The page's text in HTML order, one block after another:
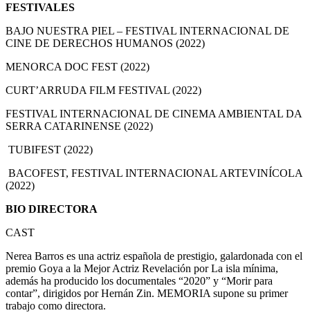
FESTIVALES
BAJO NUESTRA PIEL – FESTIVAL INTERNACIONAL DE
CINE DE DERECHOS HUMANOS (2022)
MENORCA DOC FEST (2022)
CURT’ARRUDA FILM FESTIVAL (2022)
FESTIVAL INTERNACIONAL DE CINEMA AMBIENTAL DA
SERRA CATARINENSE (2022)
TUBIFEST (2022)
BACOFEST, FESTIVAL INTERNACIONAL ARTEVINÍCOLA
(2022)
BIO DIRECTORA
CAST
Nerea Barros es una actriz española de prestigio, galardonada con el
premio Goya a la Mejor Actriz Revelación por La isla mínima,
además ha producido los documentales “2020” y “Morir para
contar”, dirigidos por Hernán Zin. MEMORIA supone su primer
trabajo como directora.